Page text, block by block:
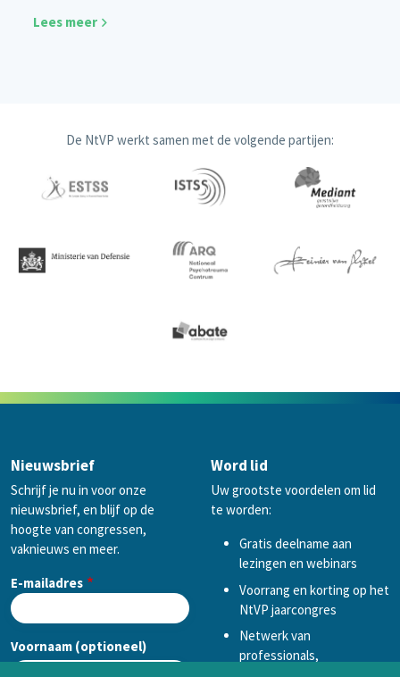
Lees meer
De NtVP werkt samen met de volgende partijen:
Nieuwsbrief
Schrijf je nu in voor onze
nieuwsbrief, en blijf op de
hoogte van congressen,
vaknieuws en meer.
E-mailadres
Voornaam (optioneel)
Word lid
Uw grootste voordelen om lid
te worden:
Gratis deelname aan
lezingen en webinars
Voorrang en korting op het
NtVP jaarcongres
Netwerk van
professionals,